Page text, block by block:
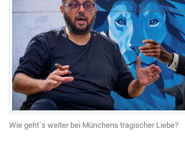
Wie geht`s weiter bei Münchens tragischer Liebe?